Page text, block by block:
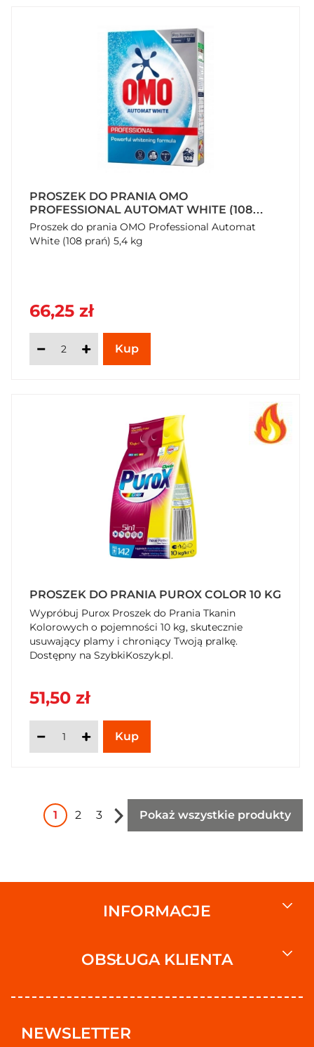
PROSZEK DO PRANIA OMO
PROFESSIONAL AUTOMAT WHITE (108
PRAŃ) 5,4 KG
Proszek do prania OMO Professional Automat
White (108 prań) 5,4 kg
66,25 zł
PROSZEK DO PRANIA PUROX COLOR 10 KG
Wypróbuj Purox Proszek do Prania Tkanin
Kolorowych o pojemności 10 kg, skutecznie
usuwający plamy i chroniący Twoją pralkę.
Dostępny na SzybkiKoszyk.pl.
51,50 zł
1 2 3 Pokaż wszystkie produkty
INFORMACJE
OBSŁUGA KLIENTA
NEWSLETTER